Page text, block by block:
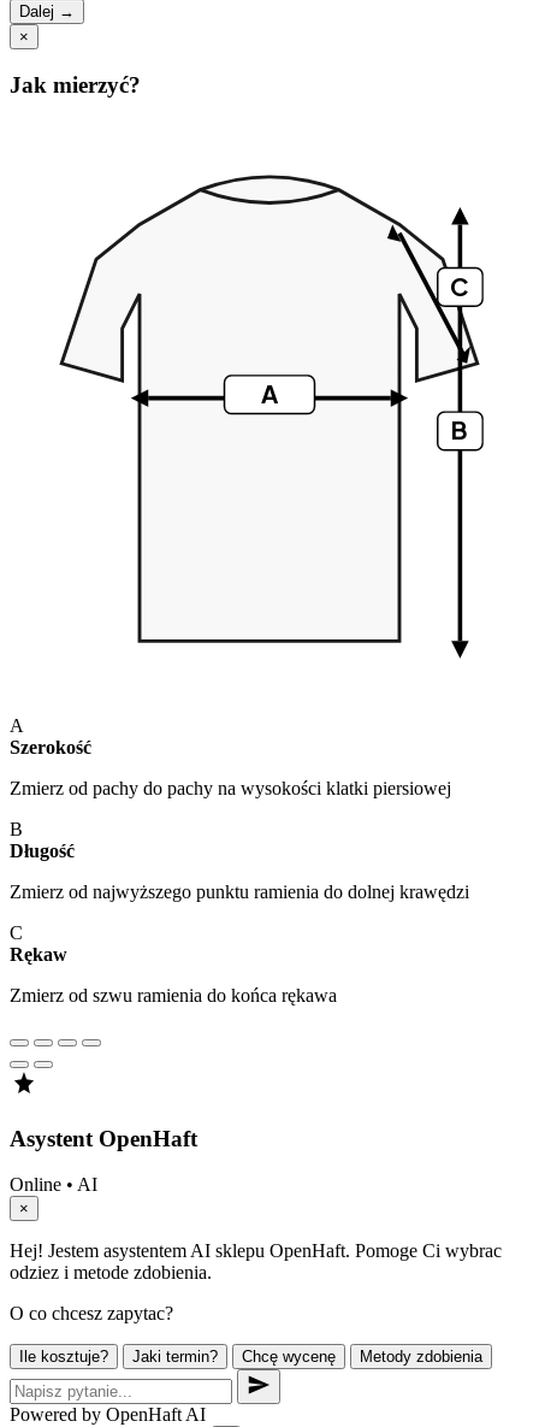
Dalej →
×
Jak mierzyć?
A
B
C
A
Szerokość
Zmierz od pachy do pachy na wysokości klatki piersiowej
B
Długość
Zmierz od najwyższego punktu ramienia do dolnej krawędzi
C
Rękaw
Zmierz od szwu ramienia do końca rękawa
Asystent OpenHaft
Online • AI
×
Hej! Jestem asystentem AI sklepu OpenHaft. Pomoge Ci wybrac
odziez i metode zdobienia.
O co chcesz zapytac?
Ile kosztuje? Jaki termin? Chcę wycenę Metody zdobienia
Powered by OpenHaft AI